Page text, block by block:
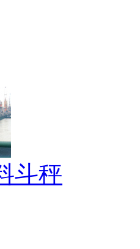
斗秤